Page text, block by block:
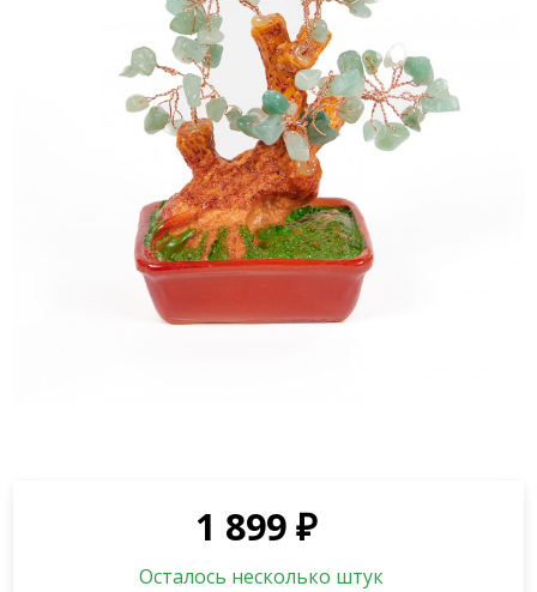
1 899₽
Осталось несколько штук